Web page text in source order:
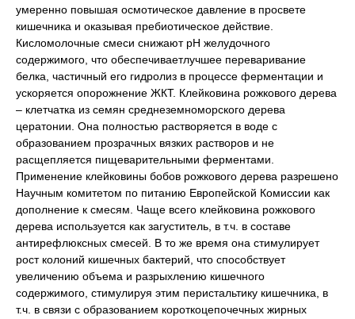
умеренно повышая осмотическое давление в просвете
кишечника и оказывая пребиотическое действие.
Кисломолочные смеси снижают pH желудочного
содержимого, что обеспечиваетлучшее переваривание
белка, частичный его гидролиз в процессе ферментации и
ускоряется опорожнение ЖКТ. Клейковина рожкового дерева
– клетчатка из семян среднеземноморского дерева
цератонии. Она полностью растворяется в воде с
образованием прозрачных вязких растворов и не
расщепляется пищеварительными ферментами.
Применение клейковины бобов рожкового дерева разрешено
Научным комитетом по питанию Европейской Комиссии как
дополнение к смесям. Чаще всего клейковина рожкового
дерева используется как загуститель, в т.ч. в составе
антирефлюксных смесей. В то же время она стимулирует
рост колоний кишечных бактерий, что способствует
увеличению объема и разрыхлению кишечного
содержимого, стимулируя этим перистальтику кишечника, в
т.ч. в связи с образованием короткоцепочечных жирных